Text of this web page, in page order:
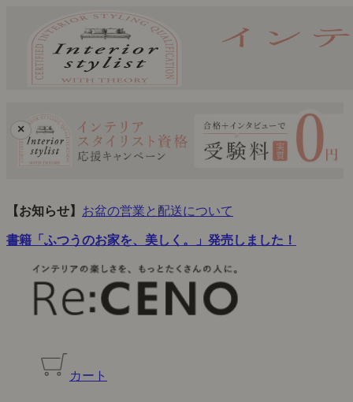
×
【お知らせ】 お盆の営業と配送について
書籍「ふつうのお家を、美しく。」発売しました！
カート